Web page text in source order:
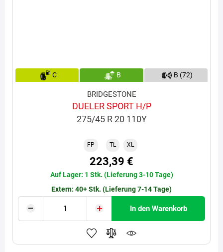
C B B (72)
BRIDGESTONE
DUELER SPORT H/P
275/45 R 20 110Y
TL
223,39 €
Auf Lager: 1 Stk. (Lieferung 3-10 Tage)
Extern: 40+ Stk. (Lieferung 7-14 Tage)
In den Warenkorb